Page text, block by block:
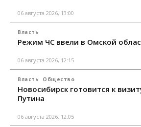
06 августа 2026, 13:00
Власть
Режим ЧС ввели в Омской
06 августа 2026, 12:15
Власть Общество
Новосибирск готовится к
Путина
06 августа 2026, 12:05